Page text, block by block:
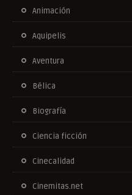
Animación
Aquipelis
Aventura
Bélica
Biografía
Ciencia ficción
Cinecalidad
Cinemitas.net